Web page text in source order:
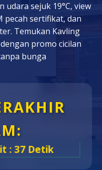
sejuk 19°C, view
pecah sertifikat, dan
Temukan Kavling
promo cicilan
bunga
: 36 Detik